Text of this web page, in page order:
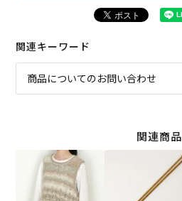
関連キーワード
商品についてのお問い合わせ
関連商品